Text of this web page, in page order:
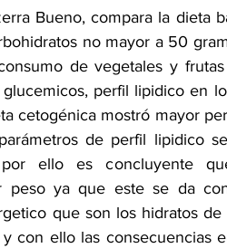
Bueno, compara la dieta
no mayor a 50
de vegetales y
perfil lipidico en
cetogénica mostró mayor
de perfil lipidico
ello es concluyente
peso ya que este se da
que son los hidratos de
con ello las consecuencias